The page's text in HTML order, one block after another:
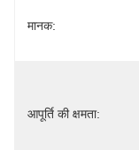
मानक:
आपूर्ति की क्षमता: